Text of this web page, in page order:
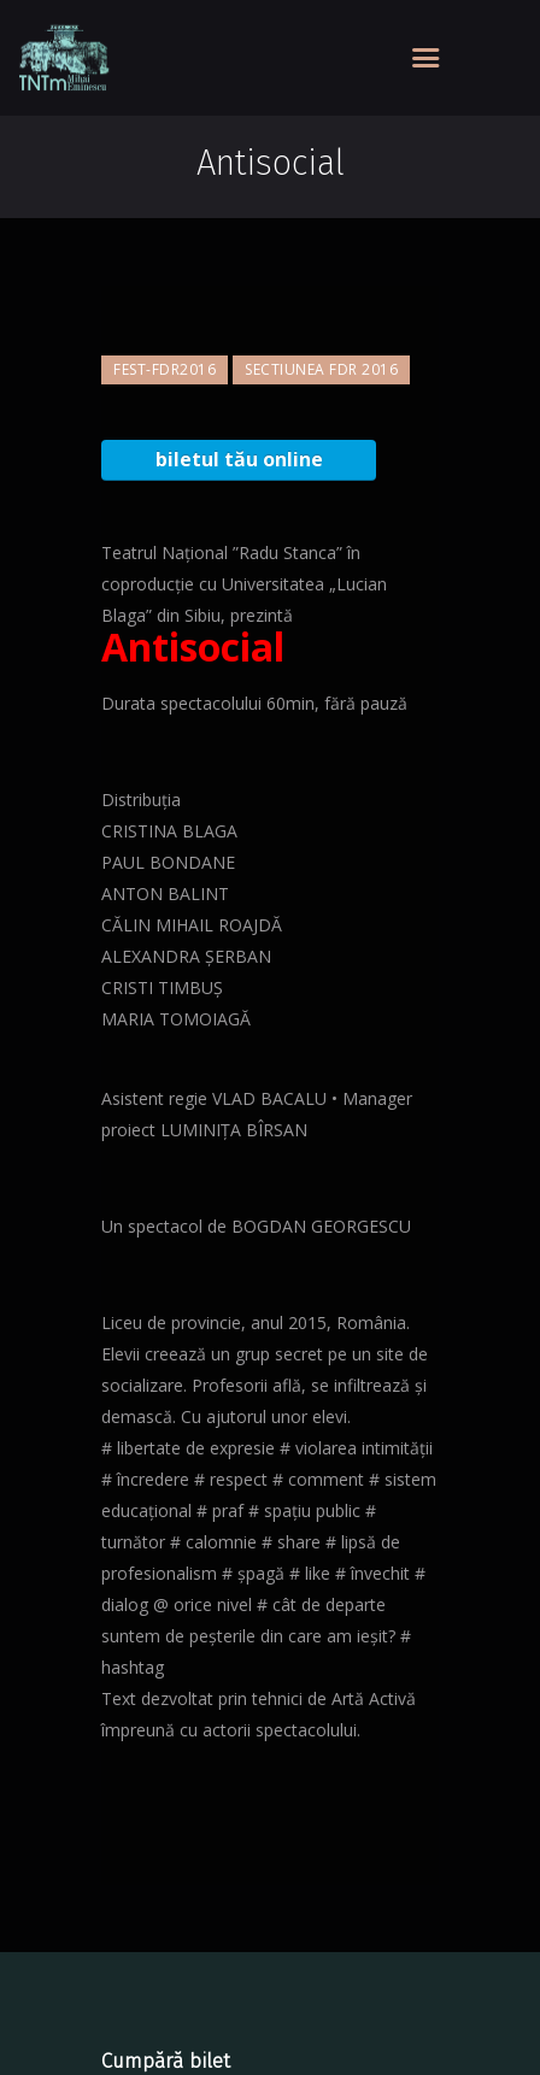
Antisocial
FEST-FDR2016 SECTIUNEA FDR 2016
biletul tău online
Teatrul Național ”Radu Stanca” în
coproducție cu Universitatea „Lucian
Blaga” din Sibiu, prezintă
Antisocial
Durata spectacolului 60min, fără pauză
Distribuția
CRISTINA BLAGA
PAUL BONDANE
ANTON BALINT
CĂLIN MIHAIL ROAJDĂ
ALEXANDRA ȘERBAN
CRISTI TIMBUȘ
MARIA TOMOIAGĂ
Asistent regie VLAD BACALU • Manager
proiect LUMINIȚA BÎRSAN
Un spectacol de BOGDAN GEORGESCU
Liceu de provincie, anul 2015, România.
Elevii creează un grup secret pe un site de
socializare. Profesorii află, se infiltrează și
demască. Cu ajutorul unor elevi.
# libertate de expresie # violarea intimității
# încredere # respect # comment # sistem
educațional # praf # spațiu public #
turnător # calomnie # share # lipsă de
profesionalism # șpagă # like # învechit #
dialog @ orice nivel # cât de departe
suntem de peșterile din care am ieșit? #
hashtag
Text dezvoltat prin tehnici de Artă Activă
împreună cu actorii spectacolului.
Cumpără bilet